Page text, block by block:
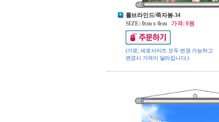
롤브라인드/족자봉-34
SIZE: 0cm x 0cm가격: 0원
(가로, 세로사이즈 모두 변경 가능하고
변경시 가격이 달라집니다.)